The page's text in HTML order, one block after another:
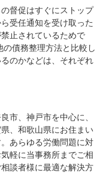
督促はすぐにストップ
受任通知を受け取った
止されているためで
債務整理方法と比較し
のかなどは、それぞれ
市、神戸市を中心に、
、和歌山県にお住まい
あらゆる労働問題に対
軽に当事務所までご相
談者様に最適な解決方